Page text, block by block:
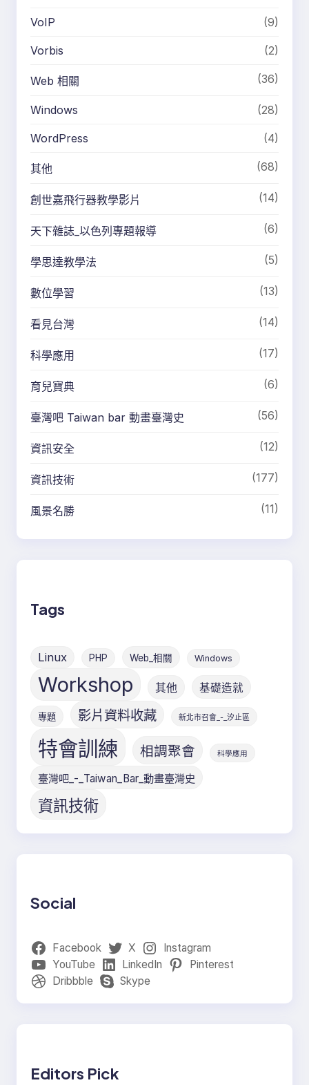
VoIP (9)
Vorbis (2)
Web 相關 (36)
Windows (28)
WordPress (4)
其他 (68)
創世嘉飛行器教學影片 (14)
天下雜誌_以色列專題報導 (6)
學思達教學法 (5)
數位學習 (13)
看見台灣 (14)
科學應用 (17)
育兒寶典 (6)
臺灣吧 Taiwan bar 動畫臺灣史 (56)
資訊安全 (12)
資訊技術 (177)
風景名勝 (11)
Tags
Linux PHP Web_相關 Windows
Workshop 其他 基礎造就
專題 影片資料收藏 新北市召會_-_汐止區
特會訓練 相調聚會 科學應用
臺灣吧_-_Taiwan_Bar_動畫臺灣史
資訊技術
Social
Facebook X
Instagram
YouTube
LinkedIn
Pinterest
Dribbble
Skype
Editors Pick